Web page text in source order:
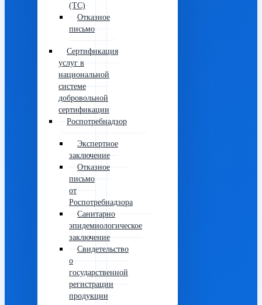
(ТС)
Отказное
письмо
Сертификация
услуг в
национальной
системе
добровольной
сертификации
Роспотребнадзор
Экспертное
заключение
Отказное
письмо
от
Роспотребнадзора
Санитарно
эпидемиологическое
заключение
Свидетельство
о
государственной
регистрации
продукции